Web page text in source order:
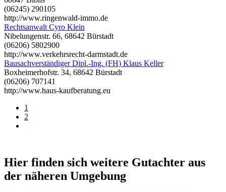
(06245) 290105
http://www.ringenwald-immo.de
Rechtsanwalt Cyro Klein
Nibelungenstr. 66, 68642 Bürstadt
(06206) 5802900
http://www.verkehrsrecht-darmstadt.de
Bausachverständiger Dipl.-Ing. (FH) Klaus Keller
Boxheimerhofstr. 34, 68642 Bürstadt
(06206) 707141
http://www.haus-kaufberatung.eu
1
2
Hier finden sich weitere Gutachter aus
der näheren Umgebung